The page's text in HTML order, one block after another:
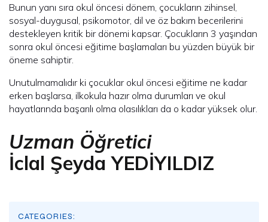
Bunun yanı sıra okul öncesi dönem, çocukların zihinsel,
sosyal-duygusal, psikomotor, dil ve öz bakım becerilerini
destekleyen kritik bir dönemi kapsar. Çocukların 3 yaşından
sonra okul öncesi eğitime başlamaları bu yüzden büyük bir
öneme sahiptir.
Unutulmamalıdır ki çocuklar okul öncesi eğitime ne kadar
erken başlarsa, ilkokula hazır olma durumları ve okul
hayatlarında başarılı olma olasılıkları da o kadar yüksek olur.
Uzman Öğretici
İclal Şeyda YEDİYILDIZ
CATEGORIES: